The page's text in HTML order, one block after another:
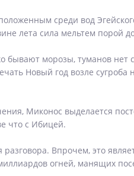
среди вод
лета сила мельтем порой
морозы, туманов нет
Новый год возле сугроба
Миконос выделается
что с Ибицей.
Впрочем, это
огней, манящих